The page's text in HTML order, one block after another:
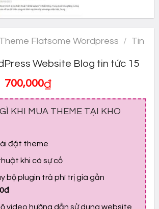
Theme Flatsome Wordpress / Tin
Website Blog tin tức 15
Giá
là:
1,000,000₫.
700,000₫Giá
là:
KHI MUA THEME TẠI KHO
đặt theme
khi có sự cố
bộ plugin trả phí trị giá gần
video hướng dẫn sử dụng website